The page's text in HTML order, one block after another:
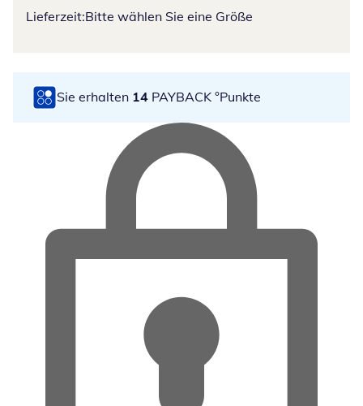
Lieferzeit:Bitte wählen Sie eine Größe
Sie erhalten 14 PAYBACK °Punkte